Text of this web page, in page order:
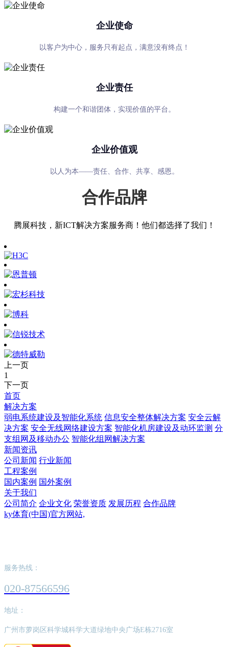
企业使命
以客户为中心，服务只有起点，满意没有终点！
企业责任
构建一个和谐团体，实现价值的平台。
企业价值观
以人为本——责任、合作、共享、感恩。
合作品牌
腾展科技，新ICT解决方案服务商！他们都选择了我们！
上一页
1
下一页
首页
解决方案
弱电系统建设及智能化系统 信息安全整体解决方案 安全云解
决方案 安全无线网络建设方案 智能化机房建设及动环监测 分
支组网及移动办公 智能化组网解决方案
新闻资讯
公司新闻 行业新闻
工程案例
国内案例 国外案例
关于我们
公司简介 企业文化 荣誉资质 发展历程 合作品牌
ky体育(中国)官方网站,
服务热线：
020-87566596
地址：
广州市萝岗区科学城科学大道绿地中央广场E栋2716室